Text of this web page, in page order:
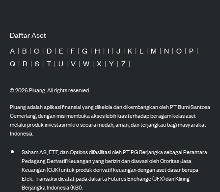
Daftar Aset
A | B | C | D | E | F | G | H | I | J | K | L | M | N | O | P |
Q | R | S | T | U | V | W | X | Y | Z |
©2026Pluang. All rights reserved.
Pluang adalah aplikasi finansial yang dikelola dan dikembangkan oleh PT Bumi Santosa
Cemerlang, dengan misi membuka akses lebih luas terhadap beragam kelas aset
melalui produk investasi mikro secara mudah, aman, dan terjangkau bagi masyarakat
Indonesia.
Saham AS, ETF, dan Options difasilitasi oleh PT PG Berjangka sebagai Perantara
Pedagang Derivatif Keuangan yang berizin dan diawasi oleh Otoritas Jasa
Keuangan (OJK) untuk produk derivatif keuangan dengan aset dasar berupa
Efek. Transaksi dicatat pada Jakarta Futures Exchange (JFX) dan Kliring
Berjangka Indonesia (KBI).